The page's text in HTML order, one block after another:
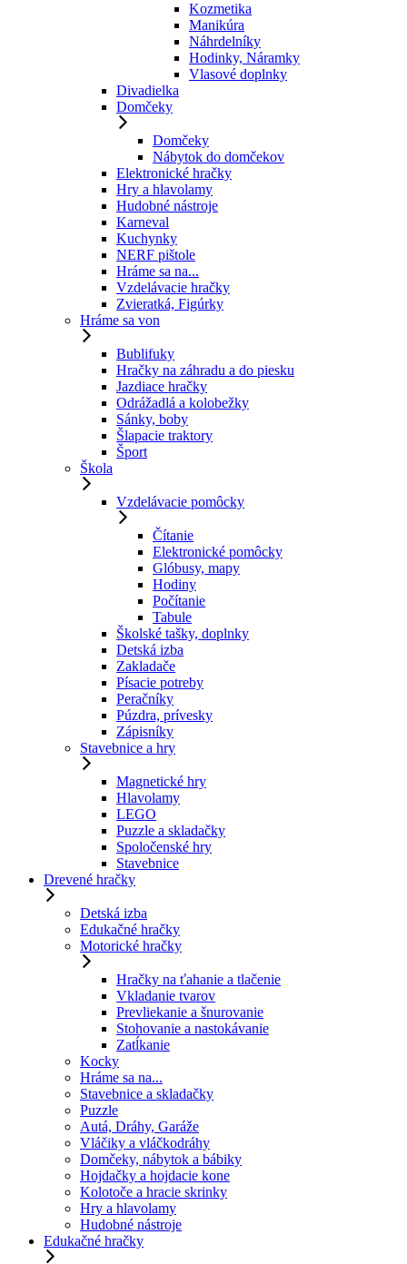
Kozmetika
Manikúra
Náhrdelníky
Hodinky, Náramky
Vlasové doplnky
Divadielka
Domčeky
Domčeky
Nábytok do domčekov
Elektronické hračky
Hry a hlavolamy
Hudobné nástroje
Karneval
Kuchynky
NERF pištole
Hráme sa na...
Vzdelávacie hračky
Zvieratká, Figúrky
Hráme sa von
Bublifuky
Hračky na záhradu a do piesku
Jazdiace hračky
Odrážadlá a kolobežky
Sánky, boby
Šlapacie traktory
Šport
Škola
Vzdelávacie pomôcky
Čítanie
Elektronické pomôcky
Glóbusy, mapy
Hodiny
Počítanie
Tabule
Školské tašky, doplnky
Detská izba
Zakladače
Písacie potreby
Peračníky
Púzdra, prívesky
Zápisníky
Stavebnice a hry
Magnetické hry
Hlavolamy
LEGO
Puzzle a skladačky
Spoločenské hry
Stavebnice
Drevené hračky
Detská izba
Edukačné hračky
Motorické hračky
Hračky na ťahanie a tlačenie
Vkladanie tvarov
Prevliekanie a šnurovanie
Stohovanie a nastokávanie
Zatĺkanie
Kocky
Hráme sa na...
Stavebnice a skladačky
Puzzle
Autá, Dráhy, Garáže
Vláčiky a vláčkodráhy
Domčeky, nábytok a bábiky
Hojdačky a hojdacie kone
Kolotoče a hracie skrinky
Hry a hlavolamy
Hudobné nástroje
Edukačné hračky